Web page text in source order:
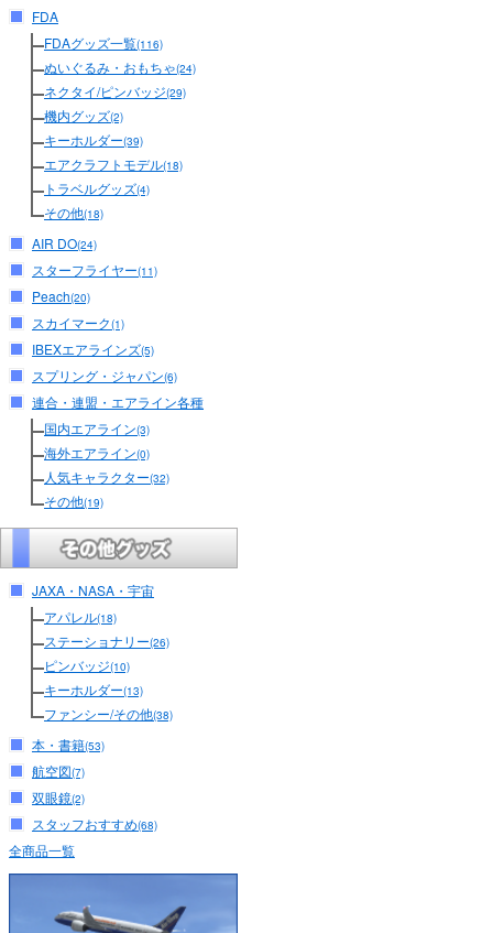
FDA
FDAグッズ一覧(116)
ぬいぐるみ・おもちゃ(24)
ネクタイ/ピンバッジ(29)
機内グッズ(2)
キーホルダー(39)
エアクラフトモデル(18)
トラベルグッズ(4)
その他(18)
AIR DO(24)
スターフライヤー(11)
Peach(20)
スカイマーク(1)
IBEXエアラインズ(5)
スプリング・ジャパン(6)
連合・連盟・エアライン各種
国内エアライン(3)
海外エアライン(0)
人気キャラクター(32)
その他(19)
JAXA・NASA・宇宙
アパレル(18)
ステーショナリー(26)
ピンバッジ(10)
キーホルダー(13)
ファンシー/その他(38)
本・書籍(53)
航空図(7)
双眼鏡(2)
スタッフおすすめ(68)
全商品一覧